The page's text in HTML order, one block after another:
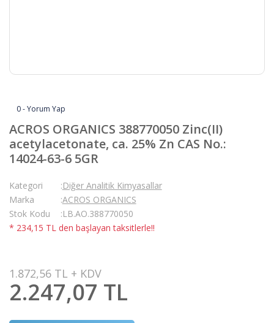
0 - Yorum Yap
ACROS ORGANICS 388770050 Zinc(II)
acetylacetonate, ca. 25% Zn CAS No.:
14024-63-6 5GR
Kategori
Diğer Analitik Kimyasallar
Marka
ACROS ORGANICS
Stok Kodu
LB.AO.388770050
* 234,15 TL den başlayan taksitlerle!!
1.872,56 TL + KDV
2.247,07 TL